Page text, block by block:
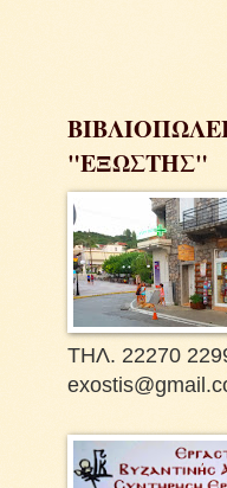
"ΕΞΩΣΤΗΣ"
ΤΗΛ. 22270